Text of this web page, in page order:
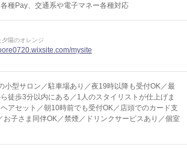
種Pay、交通系や電子マネー各種対応
夕陽のオレンジ
mysite
小型サロン／駐車場あり／夜19時以降も受付OK／最
徒歩3分以内にある／1人のスタイリストが仕上げま
アセット／朝10時前でも受付OK／店頭でのカード支
お子さま同伴OK／禁煙／ドリンクサービスあり／個室